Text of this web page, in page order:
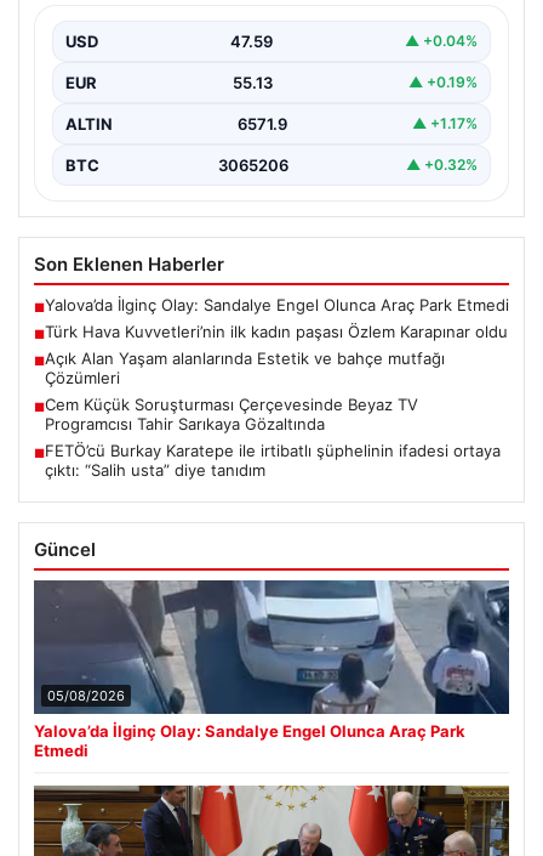
USD 47.59 ▲ +0.04%
EUR 55.13 ▲ +0.19%
ALTIN 6571.9 ▲ +1.17%
BTC 3065206 ▲ +0.32%
Son Eklenen Haberler
■Yalova’da İlginç Olay: Sandalye Engel Olunca Araç Park Etmedi
■Türk Hava Kuvvetleri’nin ilk kadın paşası Özlem Karapınar oldu
■Açık Alan Yaşam alanlarında Estetik ve bahçe mutfağı
Çözümleri
■Cem Küçük Soruşturması Çerçevesinde Beyaz TV
Programcısı Tahir Sarıkaya Gözaltında
■FETÖ’cü Burkay Karatepe ile irtibatlı şüphelinin ifadesi ortaya
çıktı: “Salih usta” diye tanıdım
Güncel
05/08/2026
Yalova’da İlginç Olay: Sandalye Engel Olunca Araç Park
Etmedi